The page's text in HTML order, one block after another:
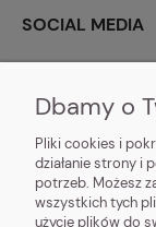
SOCIAL MEDIA
DOSTAWA I
Dbamy o
Pliki cookies i
działanie strony i
potrzeb. Możesz
wszystkich tych
użycie plików do